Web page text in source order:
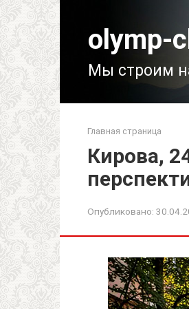
olymp-
Мы строим
Главная страница
Кирова,
Опубликовано: